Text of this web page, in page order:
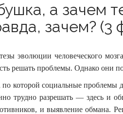
а зачем
зачем? (3
эволюции человеческого
решать проблемы. Однако они
которой социальные проблемы
трудно разрешать — здесь и
и выявление обмана.